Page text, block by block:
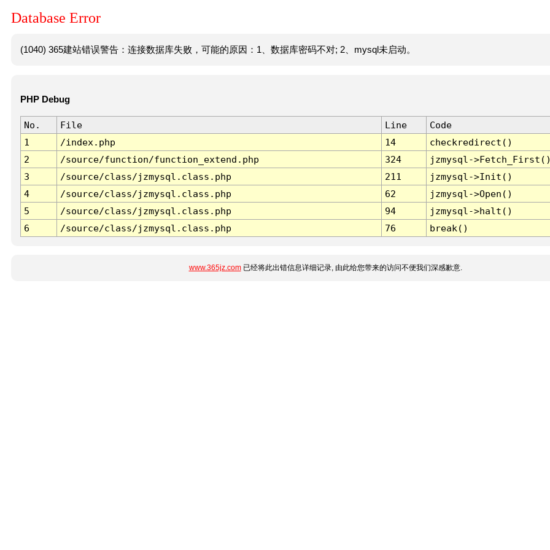
Database Error
(1040) 365建站错误警告：连接数据库失败，可能的原因：1、数据库密码不对; 2、mysql未启动。
PHP Debug
No. File Line
Code
1
/index.php 14
checkredirect()
2
/source/function/function_extend.php 324
jzmysql-
3
/source/class/jzmysql.class.php 211
jzmysql->Init()
4
/source/class/jzmysql.class.php 62
jzmysql->Open()
5
/source/class/jzmysql.class.php 94
jzmysql->halt()
6
/source/class/jzmysql.class.php 76 break()
www.365jz.com已经将此出错信息详细记录, 由此给您带来的访问不便我们深感歉意.